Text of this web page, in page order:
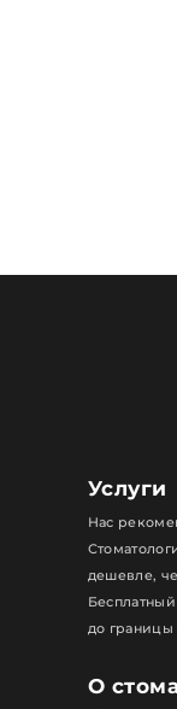
Услуги
Нас
дешевле,
до
О